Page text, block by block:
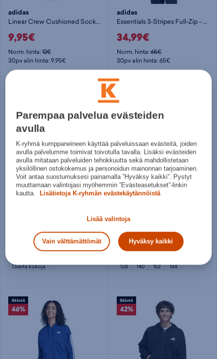
adidas
Linear Crew Cushioned Socks 3 Pairs - nilkkasukat
9,95€
Norm. hinta:12€
30pv alin hinta: 9,95€
adidas
Essentials 3-Stripes Full-Zip - naisten huppari
34,99€
Norm. hinta:65€
30pv alin hinta: 65€
49,95€
Norm. hinta: 60€
30pv alin hinta: 49,95€
Useita kokoja
25%
29,99€
Norm. hinta:55€
30pv alin hinta: 39,95€
128 140 152 164
Säästä
46%
Säästä
42%
Parempaa palvelua evästeiden
avulla
K-ryhmä kumppaneineen käyttää palveluissaan evästeitä, joiden
avulla palvelumme toimivat toivotulla tavalla. Lisäksi evästeiden
avulla mitataan palveluiden tehokkuutta sekä mahdollistetaan
yksilöllinen ostokokemus ja personoidun mainonnan tarjoaminen.
Voit antaa suostumuksesi painamalla ”Hyväksy kaikki”. Pystyt
muuttamaan valintojasi myöhemmin ”Evästeasetukset”-linkin
kautta.
Lisätietoja K-ryhmän evästekäytännöistä
Lisää valintoja
Vain välttämättömät Hyväksy kaikki